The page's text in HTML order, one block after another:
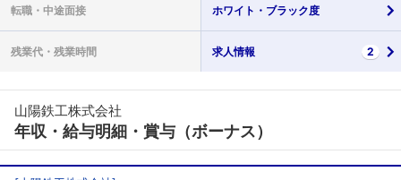
転職・ 中途面接 ホワイト・ ブラック度
残業代・ 残業時間 求人情報 2
山陽鉄工株式会社
年収・給与明細・賞与（ボーナス）